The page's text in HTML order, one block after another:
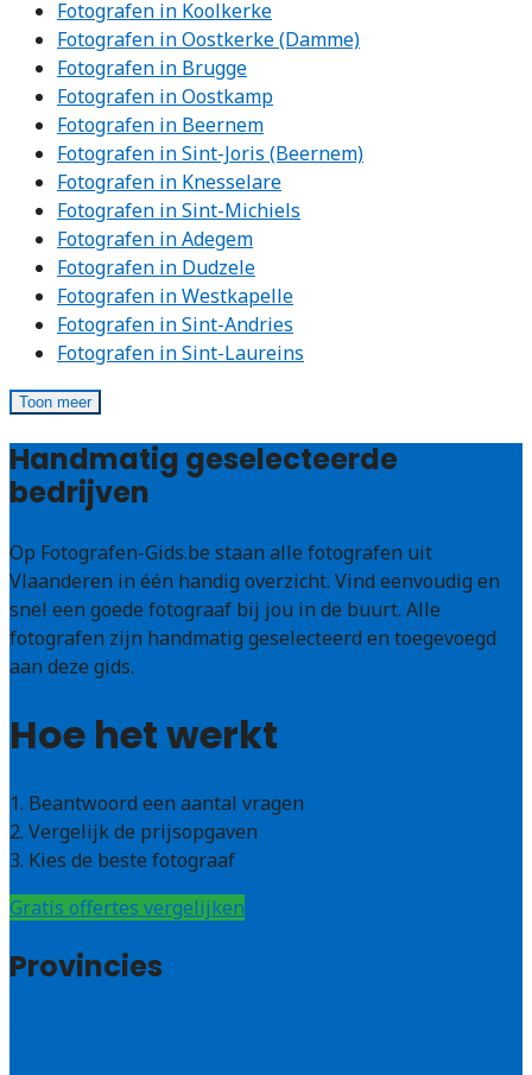
Fotografen in Koolkerke
Fotografen in Oostkerke (Damme)
Fotografen in Brugge
Fotografen in Oostkamp
Fotografen in Beernem
Fotografen in Sint-Joris (Beernem)
Fotografen in Knesselare
Fotografen in Sint-Michiels
Fotografen in Adegem
Fotografen in Dudzele
Fotografen in Westkapelle
Fotografen in Sint-Andries
Fotografen in Sint-Laureins
Toon meer
Handmatig geselecteerde
bedrijven
Op Fotografen-Gids.be staan alle fotografen uit
Vlaanderen in één handig overzicht. Vind eenvoudig en
snel een goede fotograaf bij jou in de buurt. Alle
fotografen zijn handmatig geselecteerd en toegevoegd
aan deze gids.
Hoe het werkt
1. Beantwoord een aantal vragen
2. Vergelijk de prijsopgaven
3. Kies de beste fotograaf
Gratis offertes vergelijken
Provincies